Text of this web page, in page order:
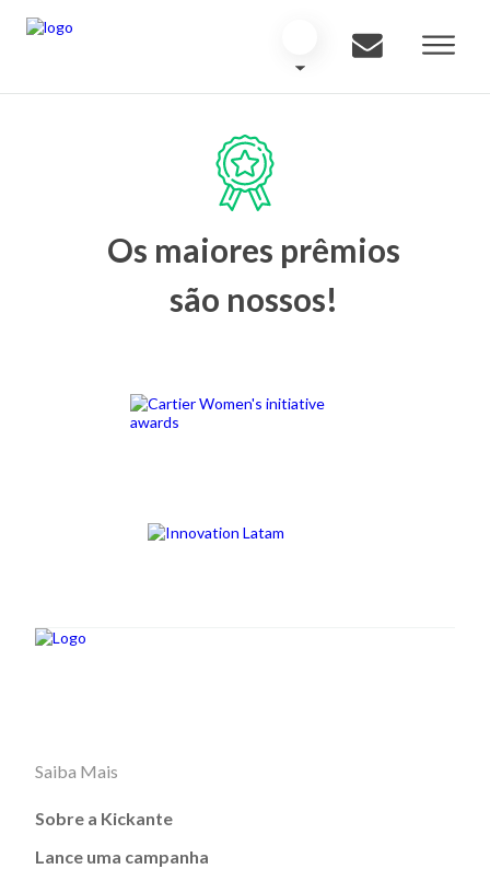
Os maiores prêmios
são nossos!
Saiba Mais
Sobre a Kickante
Lance uma campanha